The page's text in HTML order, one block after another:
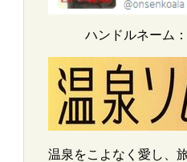
ハンドルネーム
温泉をこよなく愛し、